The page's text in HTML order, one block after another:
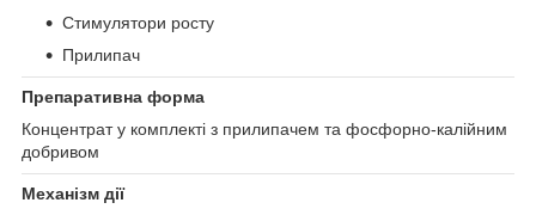
Стимулятори росту
Прилипач
Препаративна форма
Концентрат у комплекті з прилипачем та фосфорно-калійним
добривом
Механізм дії